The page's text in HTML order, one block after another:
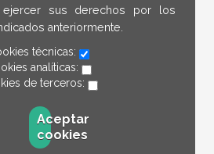
ejercer sus derechos por los
anteriormente.
técnicas:
analíticas:
de terceros:
Aceptar
cookies